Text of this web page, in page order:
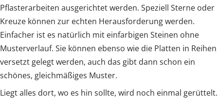
Pflasterarbeiten ausgerichtet werden. Speziell Sterne oder
Kreuze können zur echten Herausforderung werden.
Einfacher ist es natürlich mit einfarbigen Steinen ohne
Musterverlauf. Sie können ebenso wie die Platten in Reihen
versetzt gelegt werden, auch das gibt dann schon ein
schönes, gleichmäßiges Muster.
Liegt alles dort, wo es hin sollte, wird noch einmal gerüttelt.